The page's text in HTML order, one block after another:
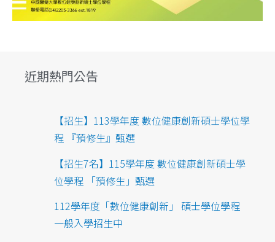
近期熱門公告
【招生】113學年度 數位健康創新碩士學位學
程 『預修生』甄選
【招生7名】115學年度 數位健康創新碩士學
位學程 「預修生」甄選
112學年度「數位健康創新」 碩士學位學程
一般入學招生中